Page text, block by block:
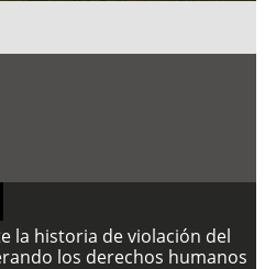
la historia de violación del
los derechos humanos